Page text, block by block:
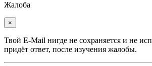
Жалоба
×
Твой E-Mail нигде не сохраняется и не
придёт ответ, после изучения жалобы.